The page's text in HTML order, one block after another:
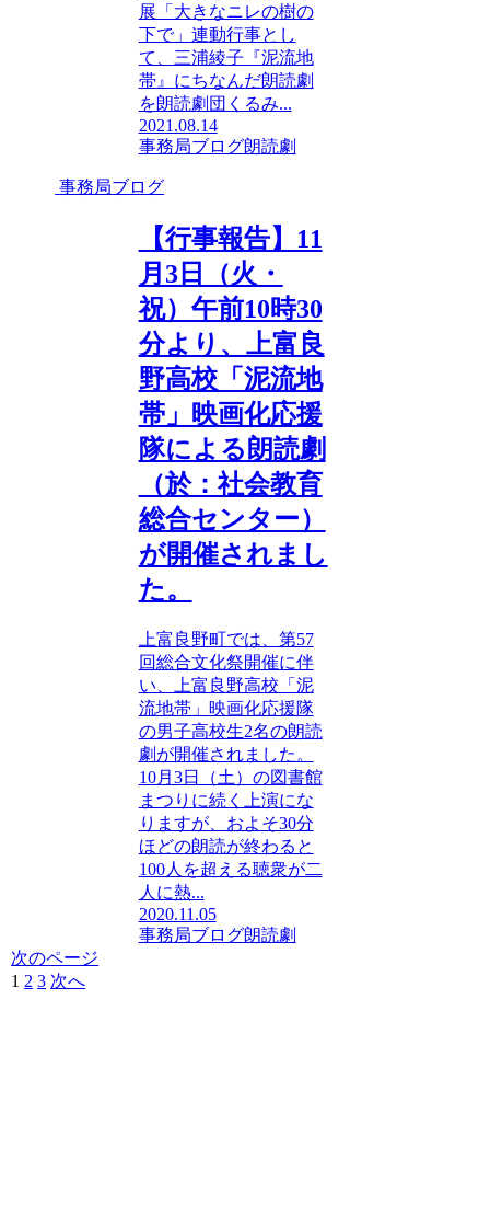
展「大きなニレの樹の
下で」連動行事とし
て、三浦綾子『泥流地
帯』にちなんだ朗読劇
を朗読劇団くるみ...
2021.08.14
事務局ブログ朗読劇
事務局ブログ
【行事報告】11
月3日（火・
祝）午前10時30
分より、上富良
野高校「泥流地
帯」映画化応援
隊による朗読劇
（於：社会教育
総合センター）
が開催されまし
た。
上富良野町では、第57
回総合文化祭開催に伴
い、上富良野高校「泥
流地帯」映画化応援隊
の男子高校生2名の朗読
劇が開催されました。
10月3日（土）の図書館
まつりに続く上演にな
りますが、およそ30分
ほどの朗読が終わると
100人を超える聴衆が二
人に熱...
2020.11.05
事務局ブログ朗読劇
次のページ
1 2 3 次へ